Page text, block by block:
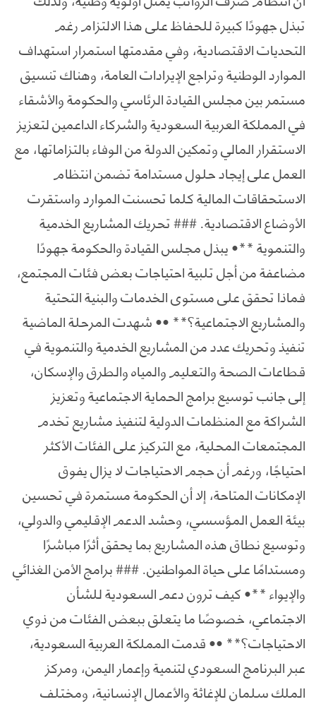
تبذل جهودًا كبيرة للحفاظ على هذا الالتزام رغم
التحديات الاقتصادية، وفي مقدمتها استمرار استهداف
الموارد الوطنية وتراجع الإيرادات العامة، وهناك تنسيق
مستمر بين مجلس القيادة الرئاسي والحكومة والأشقاء
في المملكة العربية السعودية والشركاء الداعمين لتعزيز
الاستقرار المالي وتمكين الدولة من الوفاء بالتزاماتها، مع
العمل على إيجاد حلول مستدامة تضمن انتظام
الاستحقاقات المالية كلما تحسنت الموارد واستقرت
الأوضاع الاقتصادية. ### تحريك المشاريع الخدمية
والتنموية **• يبذل مجلس القيادة والحكومة جهودًا
مضاعفة من أجل تلبية احتياجات بعض فئات المجتمع،
فماذا تحقق على مستوى الخدمات والبنية التحتية
والمشاريع الاجتماعية؟** •• شهدت المرحلة الماضية
تنفيذ وتحريك عدد من المشاريع الخدمية والتنموية في
قطاعات الصحة والتعليم والمياه والطرق والإسكان،
إلى جانب توسيع برامج الحماية الاجتماعية وتعزيز
الشراكة مع المنظمات الدولية لتنفيذ مشاريع تخدم
المجتمعات المحلية، مع التركيز على الفئات الأكثر
احتياجًا، ورغم أن حجم الاحتياجات لا يزال يفوق
الإمكانات المتاحة، إلا أن الحكومة مستمرة في تحسين
بيئة العمل المؤسسي، وحشد الدعم الإقليمي والدولي،
وتوسيع نطاق هذه المشاريع بما يحقق أثرًا مباشرًا
ومستدامًا على حياة المواطنين. ### برامج الأمن الغذائي
والإيواء **• كيف ترون دعم السعودية للشأن
الاجتماعي، خصوصًا ما يتعلق ببعض الفئات من ذوي
الاحتياجات؟** •• قدمت المملكة العربية السعودية،
عبر البرنامج السعودي لتنمية وإعمار اليمن، ومركز
الملك سلمان للإغاثة والأعمال الإنسانية، ومختلف